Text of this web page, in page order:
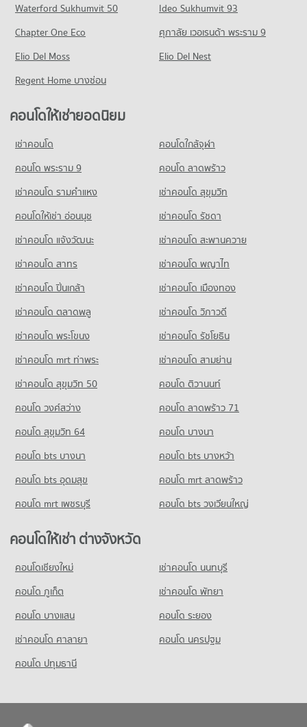
Waterford Sukhumvit 50
Ideo Sukhumvit 93
Chapter One Eco
ศุภาลัย เวอเรนด้า พระราม 9
Elio Del Moss
Elio Del Nest
Regent Home บางซ่อน
คอนโดให้เช่ายอดนิยม
เช่าคอนโด
คอนโดใกล้จุฬา
คอนโด พระราม 9
คอนโด ลาดพร้าว
เช่าคอนโด รามคําแหง
เช่าคอนโด สุขุมวิท
คอนโดให้เช่า อ่อนนุช
เช่าคอนโด รัชดา
เช่าคอนโด แจ้งวัฒนะ
เช่าคอนโด สะพานควาย
เช่าคอนโด สาทร
เช่าคอนโด พญาไท
เช่าคอนโด ปิ่นเกล้า
เช่าคอนโด เมืองทอง
เช่าคอนโด ตลาดพลู
เช่าคอนโด วิภาวดี
เช่าคอนโด พระโขนง
เช่าคอนโด รัชโยธิน
เช่าคอนโด mrt ท่าพระ
เช่าคอนโด สามย่าน
เช่าคอนโด สุขุมวิท 50
คอนโด ติวานนท์
คอนโด วงศ์สว่าง
คอนโด ลาดพร้าว 71
คอนโด สุขุมวิท 64
คอนโด บางนา
คอนโด bts บางนา
คอนโด bts บางหว้า
คอนโด bts อุดมสุข
คอนโด mrt ลาดพร้าว
คอนโด mrt เพชรบุรี
คอนโด bts วงเวียนใหญ่
คอนโดให้เช่า ต่างจังหวัด
คอนโดเชียงใหม่
เช่าคอนโด นนทบุรี
คอนโด ภูเก็ต
เช่าคอนโด พัทยา
คอนโด บางแสน
คอนโด ระยอง
เช่าคอนโด ศาลายา
คอนโด นครปฐม
คอนโด ปทุมธานี